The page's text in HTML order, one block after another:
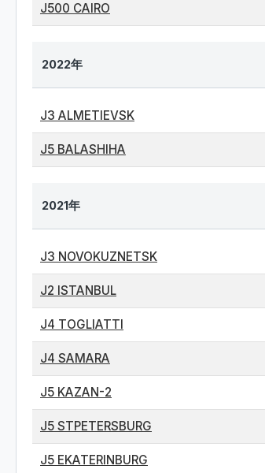
J500 CAIRO
2022年
J3 ALMETIEVSK
J5 BALASHIHA
2021年
J3 NOVOKUZNETSK
J2 ISTANBUL
J4 TOGLIATTI
J4 SAMARA
J5 KAZAN-2
J5 STPETERSBURG
J5 EKATERINBURG